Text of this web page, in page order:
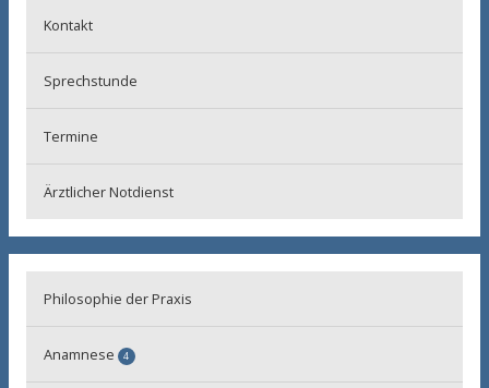
Kontakt
Sprechstunde
Termine
Ärztlicher Notdienst
Philosophie der Praxis
Anamnese 4